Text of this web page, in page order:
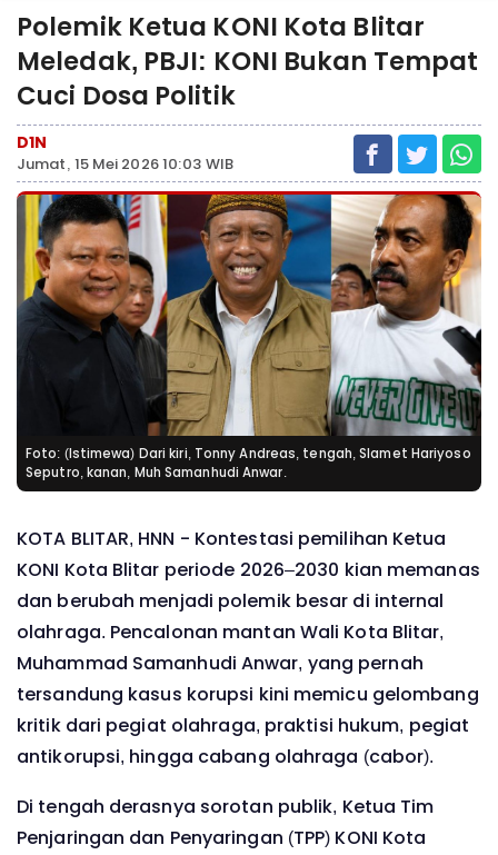
Polemik Ketua KONI Kota Blitar
Meledak, PBJI: KONI Bukan Tempat
Cuci Dosa Politik
D1N
Jumat, 15 Mei 2026 10:03 WIB
Foto: (Istimewa) Dari kiri, Tonny Andreas, tengah, Slamet Hariyoso
Seputro, kanan, Muh Samanhudi Anwar.
KOTA BLITAR, HNN - Kontestasi pemilihan Ketua
KONI Kota Blitar periode 2026–2030 kian memanas
dan berubah menjadi polemik besar di internal
olahraga. Pencalonan mantan Wali Kota Blitar,
Muhammad Samanhudi Anwar, yang pernah
tersandung kasus korupsi kini memicu gelombang
kritik dari pegiat olahraga, praktisi hukum, pegiat
antikorupsi, hingga cabang olahraga (cabor).
Di tengah derasnya sorotan publik, Ketua Tim
Penjaringan dan Penyaringan (TPP) KONI Kota